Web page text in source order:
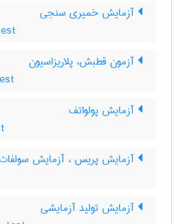
آزمایش خمیری سنجی
آزمون قطبش، پلاریزاسیون
آزمایش پولواتف
آزمایش پریس ، آزمایش
آزمایش تولید آزمایشی